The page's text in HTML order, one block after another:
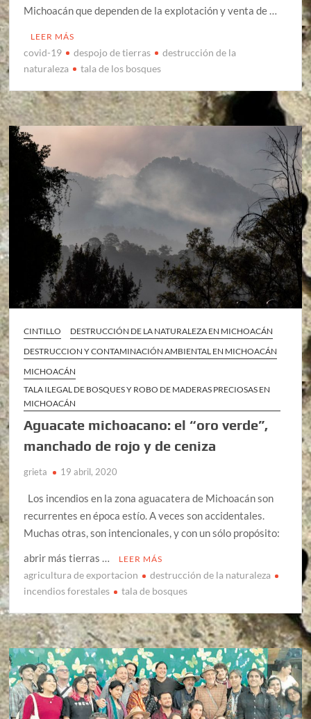
Michoacán que dependen de la explotación y venta de …
LEER MÁS
covid-19 despojo de tierras
destrucción de la
naturaleza
tala de los bosques
CINTILLO
DESTRUCCIÓN DE LA NATURALEZA EN MICHOACÁN
DESTRUCCION Y CONTAMINACIÓN AMBIENTAL EN MICHOACÁN
MICHOACÁN
TALA ILEGAL DE BOSQUES Y ROBO DE MADERAS PRECIOSAS EN
MICHOACÁN
Aguacate michoacano: el “oro verde”,
manchado de rojo y de ceniza
grieta 19 abril, 2020
Los incendios en la zona aguacatera de Michoacán son
recurrentes en época estío. A veces son accidentales.
Muchas otras, son intencionales, y con un sólo propósito:
abrir más tierras …
LEER MÁS
agricultura de exportacion
destrucción de la naturaleza
incendios forestales
tala de bosques